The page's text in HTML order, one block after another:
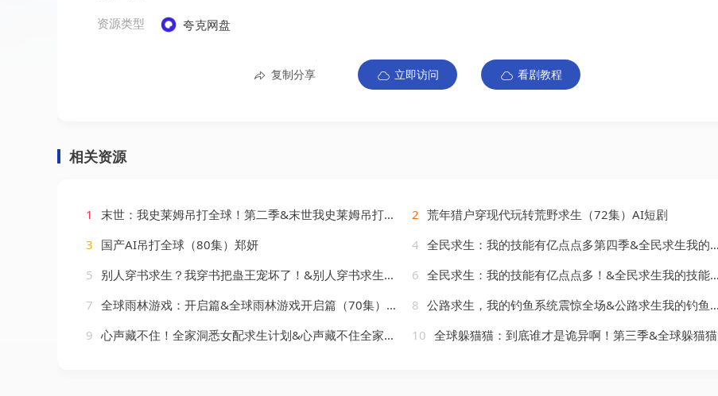
资源类型
夸克网盘
复制分享 立即访问 看剧教程
相关资源
1 末世：我史莱姆吊打全球！第二季&末世我史莱姆吊打全球第二季（30集）AI短剧 2 荒年猎户穿现代玩转荒野求生（72集）AI短剧
3 国产AI吊打全球（80集）郑妍 4 全民求生：我的技能有亿点点多第四季&全民求生我的技能有亿点点多第四季（101集）AI短剧
5 别人穿书求生？我穿书把蛊王宠坏了！&别人穿书求生我穿书把蛊王宠坏了（3集）AI短剧 6 全民求生：我的技能有亿点点多！&全民求生我的技能有亿点点多（84集）AI短剧
7 全球雨林游戏：开启篇&全球雨林游戏开启篇（70集）AI短剧 8 公路求生，我的钓鱼系统震惊全场&公路求生我的钓鱼系统震惊全场（63集）AI短剧
9 心声藏不住！全家洞悉女配求生计划&心声藏不住全家洞悉女配求生计划（40集）AI短剧 10 全球躲猫猫：到底谁才是诡异啊！第三季&全球躲猫猫到底谁才是诡异啊第三季（118集）AI短剧